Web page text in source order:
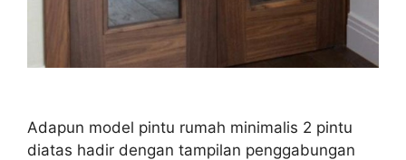
Adapun model pintu rumah minimalis 2 pintu
diatas hadir dengan tampilan penggabungan